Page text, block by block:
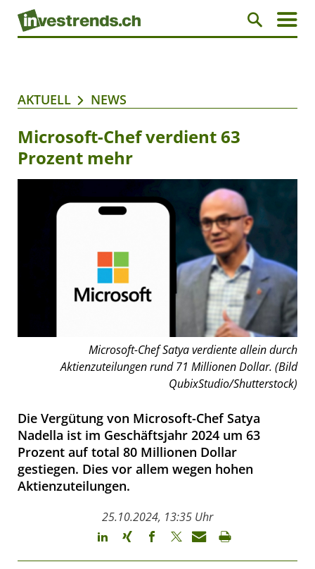
AKTUELL NEWS
Microsoft-Chef verdient 63
Prozent mehr
Microsoft-Chef Satya verdiente allein durch
Aktienzuteilungen rund 71 Millionen Dollar. (Bild
QubixStudio/Shutterstock)
Die Vergütung von Microsoft-Chef Satya
Nadella ist im Geschäftsjahr 2024 um 63
Prozent auf total 80 Millionen Dollar
gestiegen. Dies vor allem wegen hohen
Aktienzuteilungen.
25.10.2024, 13:35 Uhr